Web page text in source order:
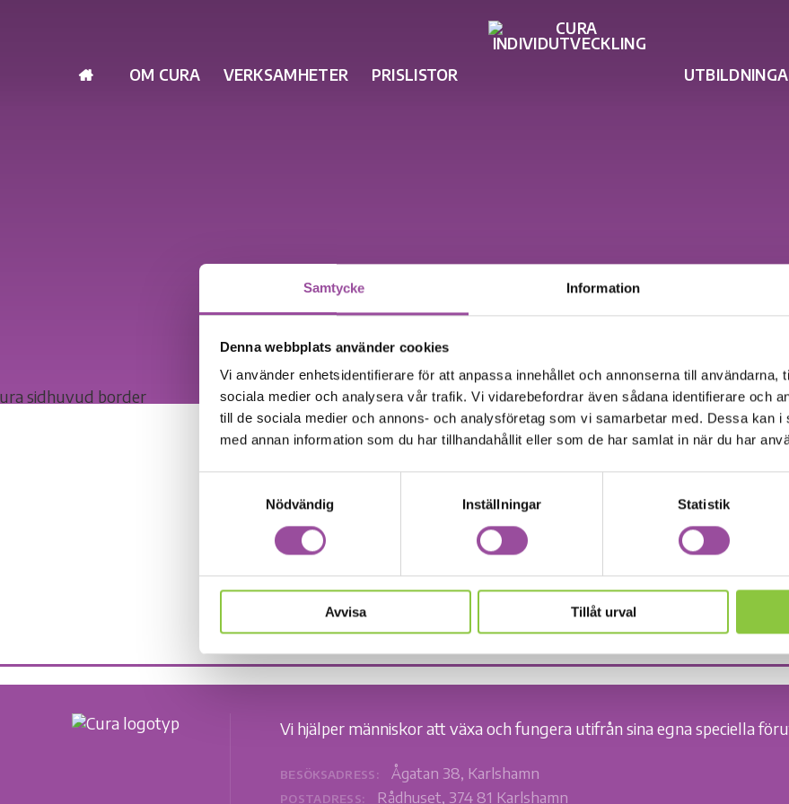
Samtycke Information
Denna webbplats använder cookies
Vi använder enhetsidentifierare för att anpassa innehållet och annonserna till användarna,
sociala medier och analysera vår trafik. Vi vidarebefordrar även sådana identifierare och
till de sociala medier och annons- och analysföretag som vi samarbetar med. Dessa kan i
med annan information som du har tillhandahållit eller som de har samlat in när du har
Nödvändig
Inställningar Statistik
Avvisa Tillåt urval
OM CURA VERKSAMHETER PRISLISTOR
pexels-photo-691710
DELA:
Vi hjälper människor att växa och fungera utifrån sina egna speciella
BESÖKSADRESS: Ågatan 38, Karlshamn
POSTADRESS: Rådhuset, 374 81 Karlshamn